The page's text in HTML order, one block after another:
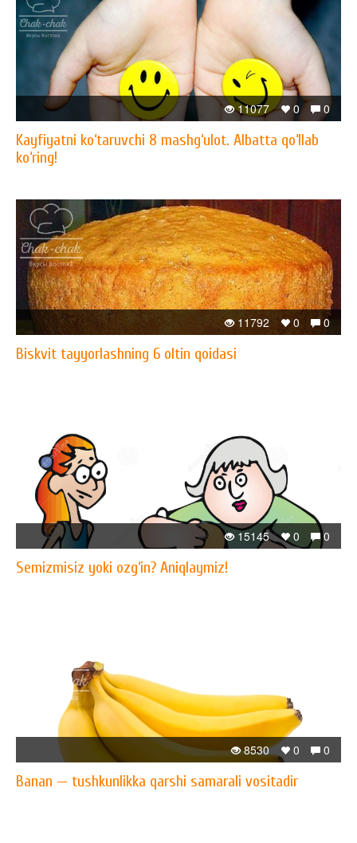
0
0
11077
Kayfiyatni ko‘taruvchi 8 mashg‘ulot. Albatta qo‘llab
ko‘ring!
0
0
11792
Biskvit tayyorlashning 6 oltin qoidasi
0
0
15145
Semizmisiz yoki ozg‘in? Aniqlaymiz!
0
0
8530
Banan — tushkunlikka qarshi samarali vositadir